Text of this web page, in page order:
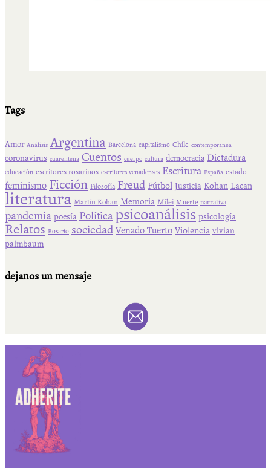
Tags
Amor Análisis Argentina Barcelona capitalismo Chile contemporánea
coronavirus cuarentena Cuentos cuerpo cultura democracia Dictadura
educación escritores rosarinos escritores venadenses Escritura España estado
feminismo Ficción Filosofía Freud Fútbol Justicia Kohan Lacan
literatura Martín Kohan Memoria Milei Muerte narrativa
pandemia poesía Política psicoanálisis psicología
Relatos Rosario sociedad Venado Tuerto Violencia vivian
palmbaum
dejanos un mensaje